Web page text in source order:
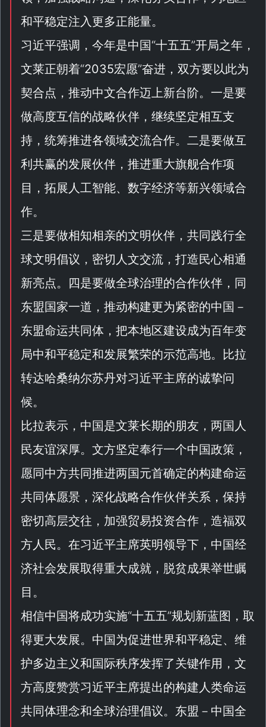
和平稳定注入更多正能量。
习近平强调，今年是中国“十五五”开局之年，
文莱正朝着“2035宏愿”奋进，双方要以此为
契合点，推动中文合作迈上新台阶。一是要
做高度互信的战略伙伴，继续坚定相互支
持，统筹推进各领域交流合作。二是要做互
利共赢的发展伙伴，推进重大旗舰合作项
目，拓展人工智能、数字经济等新兴领域合
作。
三是要做相知相亲的文明伙伴，共同践行全
球文明倡议，密切人文交流，打造民心相通
新亮点。四是要做全球治理的合作伙伴，同
东盟国家一道，推动构建更为紧密的中国－
东盟命运共同体，把本地区建设成为百年变
局中和平稳定和发展繁荣的示范高地。比拉
转达哈桑纳尔苏丹对习近平主席的诚挚问
候。
比拉表示，中国是文莱长期的朋友，两国人
民友谊深厚。文方坚定奉行一个中国政策，
愿同中方共同推进两国元首确定的构建命运
共同体愿景，深化战略合作伙伴关系，保持
密切高层交往，加强贸易投资合作，造福双
方人民。在习近平主席英明领导下，中国经
济社会发展取得重大成就，脱贫成果举世瞩
目。
相信中国将成功实施“十五五”规划新蓝图，取
得更大发展。中国为促进世界和平稳定、维
护多边主义和国际秩序发挥了关键作用，文
方高度赞赏习近平主席提出的构建人类命运
共同体理念和全球治理倡议。东盟－中国全